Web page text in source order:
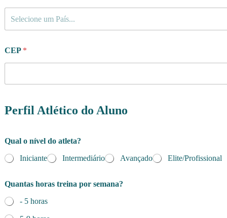
Selecione um País...
CEP *
Perfil Atlético do Aluno
Qual o nível do atleta?
Iniciante
Intermediário Avançado Elite/Profissional
Quantas horas treina por semana?
- 5 horas